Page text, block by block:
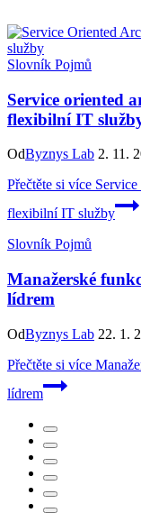
Slovník Pojmů
Service oriented
flexibilní IT
OdByznys Lab 2. 11.
Přečtěte si více
flexibilní IT služby
Slovník Pojmů
Manažerské
lídrem
OdByznys Lab 22. 1.
Přečtěte si více
lídrem